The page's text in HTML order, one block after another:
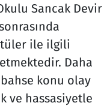
Sancak Devir
ile ilgili
Daha
konu olay
ve hassasiyetle